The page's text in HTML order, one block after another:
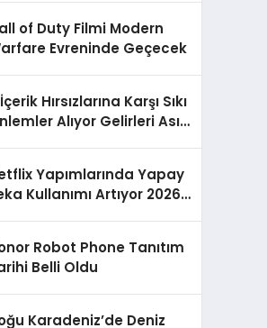
of Duty Filmi Modern
Evreninde Geçecek
Hırsızlarına Karşı Sıkı
Alıyor Gelirleri Asıl
Yapımlarında Yapay
Kullanımı Artıyor 2026
Robot Phone Tanıtım
Belli Oldu
Karadeniz’de Deniz